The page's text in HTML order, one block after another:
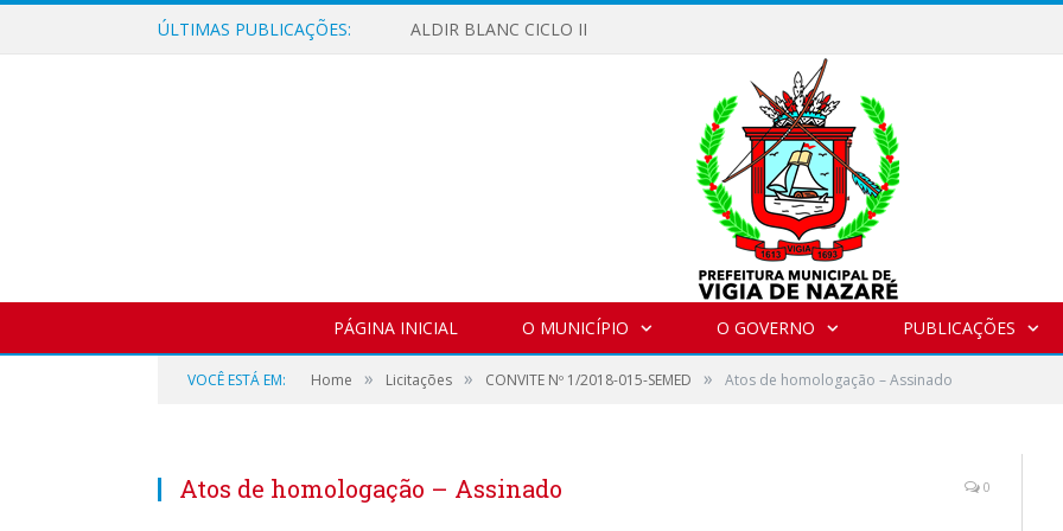
ÚLTIMAS PUBLICAÇÕES: ALDIR BLANC CICLO II
PÁGINA INICIAL O MUNICÍPIO O GOVERNO PUBLICAÇÕES
VOCÊ ESTÁ EM: Home » Licitações » CONVITE Nº 1/2018-015-SEMED » Atos de homologação – Assinado
Atos de homologação – Assinado 0